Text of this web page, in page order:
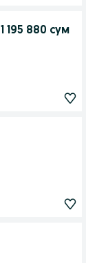
1 195 880 сум